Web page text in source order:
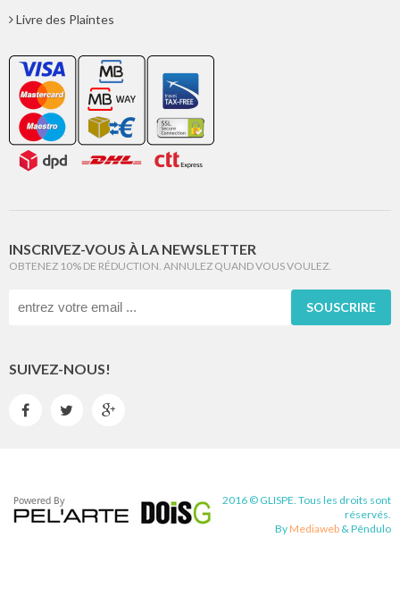
Livre des Plaintes
INSCRIVEZ-VOUS À LA NEWSLETTER
OBTENEZ 10% DE RÉDUCTION. ANNULEZ QUAND VOUS VOULEZ.
SOUSCRIRE
SUIVEZ-NOUS!
  
2016 © GLISPE. Tous les droits sont
réservés.
By Mediaweb & Pêndulo